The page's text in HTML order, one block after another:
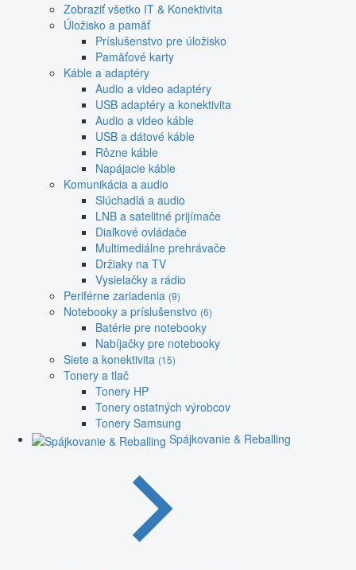
Zobraziť všetko IT & Konektivita
Úložisko a pamäť
Príslušenstvo pre úložisko
Pamäťové karty
Káble a adaptéry
Audio a video adaptéry
USB adaptéry a konektivita
Audio a video káble
USB a dátové káble
Rôzne káble
Napájacie káble
Komunikácia a audio
Slúchadlá a audio
LNB a satelitné prijímače
Diaľkové ovládače
Multimediálne prehrávače
Držiaky na TV
Vysielačky a rádio
Periférne zariadenia (9)
Notebooky a príslušenstvo (6)
Batérie pre notebooky
Nabíjačky pre notebooky
Siete a konektivita (15)
Tonery a tlač
Tonery HP
Tonery ostatných výrobcov
Tonery Samsung
Spájkovanie & Reballing